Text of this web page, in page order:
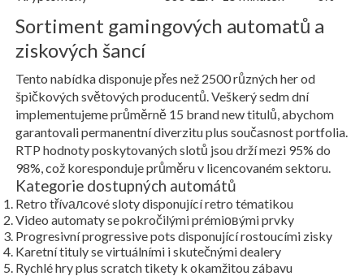
Sortiment gamingových automatů a
ziskových šancí
Tento nabídka disponuje přes než 2500 různých her od
špičkových světových producentů. Veškerý sedm dní
implementujeme průměrně 15 brand new titulů, abychom
garantovali permanentní diverzitu plus současnost portfolia.
RTP hodnoty poskytovaných slotů jsou drží mezi 95% do
98%, což koresponduje průměru v licencovaném sektoru.
Kategorie dostupných automátů
Retro třívалcové sloty disponující retro tématikou
Video automaty se pokročilými prémiовými prvky
Progresivní progressive pots disponující rostoucími zisky
Karetní tituly se virtuálními i skutečnými dealery
Rychlé hry plus scratch tikety k okamžitou zábavu